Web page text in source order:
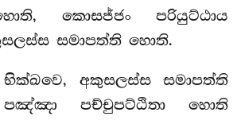
කොසජ්ජං පරියුට්ඨාය
සමාපත්ති හොති.
භික්ඛවෙ, අකුසලස්ස සමාපත්ති
පච්චුපට්ඨිතා හොති